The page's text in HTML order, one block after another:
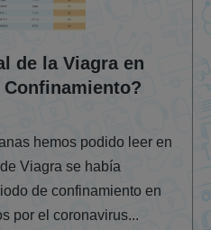
de la Viagra en
hemos podido leer en
Viagra se había
de confinamiento en
por el coronavirus...